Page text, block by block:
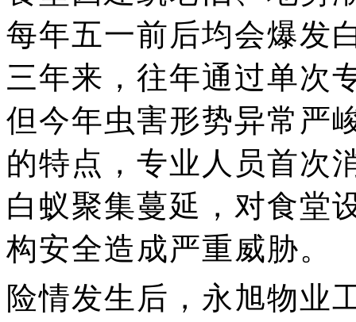
每年五一前后均会爆发
三年来，往年通过单次
但今年虫害形势异常严
的特点，专业人员首次
白蚁聚集蔓延，对食堂
构安全造成严重威胁。
险情发生后，永旭物业